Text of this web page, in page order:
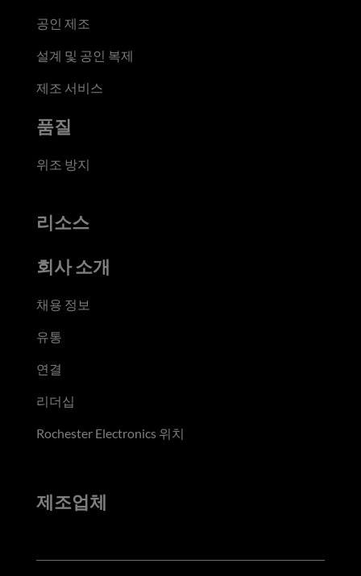
공인 제조
설계 및 공인 복제
제조 서비스
품질
위조 방지
리소스
회사 소개
채용 정보
유통
연결
리더십
Rochester Electronics 위치
제조업체